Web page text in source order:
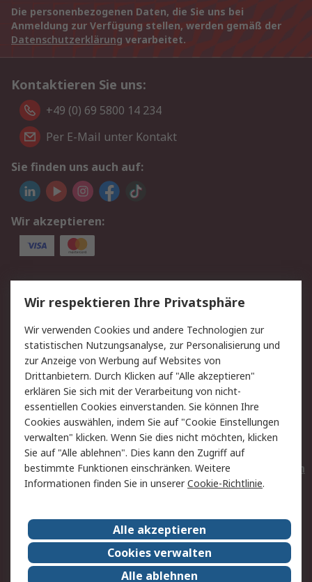
Die personenbezogenen Daten, die Sie uns bei
Anmeldung zur Verfügung stellen, werden gemäß der
Datenschutzerklärung verarbeitet.
Kontaktieren Sie uns:
+49 (0) 69 5800 14 234
Per E-Mail unter Kontakt
Sie finden uns auch auf:
Wir akzeptieren:
Service
Value Added Services
Lieferlösungen
Rücksendungen
Kontakt
Hilfe
Privatkunden
Rechtliches
AGB
Datenschutz
Cookie-Richtlinie
Zahlungsbedingungen
Copyright/Impressum
Entsorgung
Elektrogeräte/Batterien
RS weltweit
Karriere bei RS
Nachhaltigkeit
Qualität/Umwelt/ZertifikatePresse-Center
Wir respektieren Ihre Privatsphäre
Wir verwenden Cookies und andere Technologien zur
statistischen Nutzungsanalyse, zur Personalisierung und
zur Anzeige von Werbung auf Websites von
Drittanbietern. Durch Klicken auf "Alle akzeptieren"
erklären Sie sich mit der Verarbeitung von nicht-
essentiellen Cookies einverstanden. Sie können Ihre
Cookies auswählen, indem Sie auf "Cookie Einstellungen
verwalten" klicken. Wenn Sie dies nicht möchten, klicken
Sie auf "Alle ablehnen". Dies kann den Zugriff auf
bestimmte Funktionen einschränken. Weitere
Informationen finden Sie in unsererCookie-Richtlinie.
Alle akzeptieren
Cookies verwalten
Alle ablehnen